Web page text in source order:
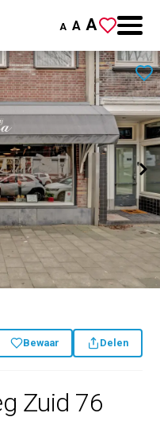
A A A
Bewaar Delen
Zuid 76